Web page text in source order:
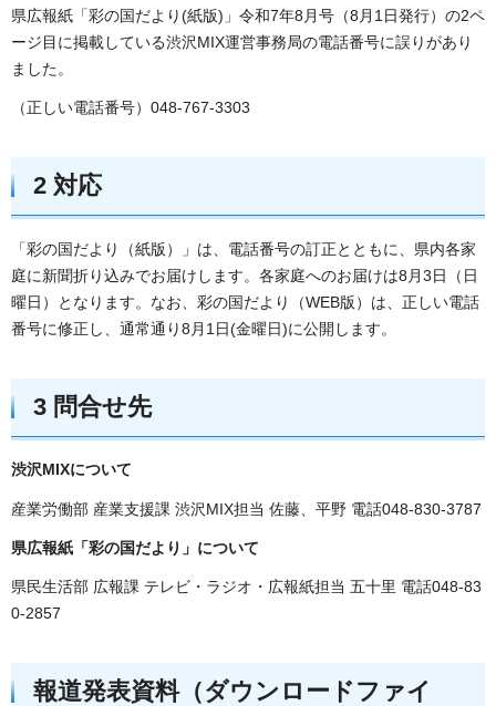
県広報紙「彩の国だより(紙版)」令和7年8月号（8月1日発行）の2ペ
ージ目に掲載している渋沢MIX運営事務局の電話番号に誤りがあり
ました。
（正しい電話番号）048-767-3303
2 対応
「彩の国だより（紙版）」は、電話番号の訂正とともに、県内各家
庭に新聞折り込みでお届けします。各家庭へのお届けは8月3日（日
曜日）となります。なお、彩の国だより（WEB版）は、正しい電話
番号に修正し、通常通り8月1日(金曜日)に公開します。
3 問合せ先
渋沢MIXについて
産業労働部 産業支援課 渋沢MIX担当 佐藤、平野 電話048-830-3787
県広報紙「彩の国だより」について
県民生活部 広報課 テレビ・ラジオ・広報紙担当 五十里 電話048-83
0-2857
報道発表資料（ダウンロードファイ